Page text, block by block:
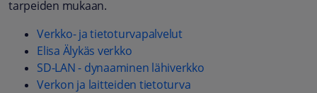
tarpeiden mukaan.
Verkko- ja tietoturvapalvelut
Elisa Älykäs verkko
SD-LAN - dynaaminen lähiverkko
Verkon ja laitteiden tietoturva